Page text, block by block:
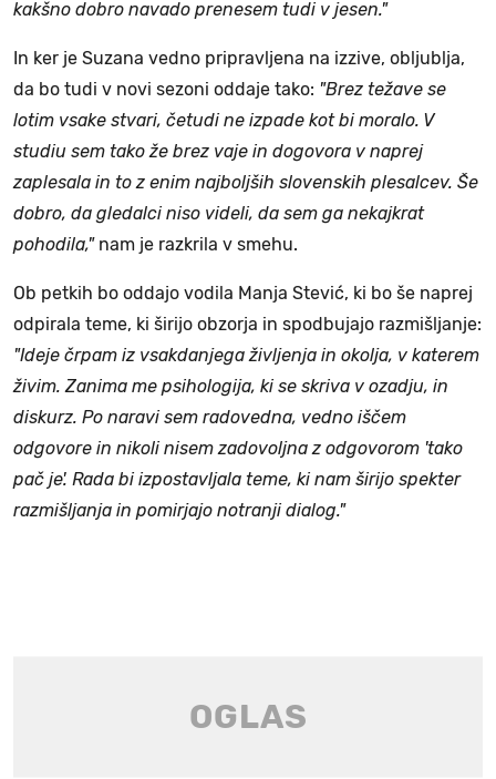
kakšno dobro navado prenesem tudi v jesen."
In ker je Suzana vedno pripravljena na izzive, obljublja,
da bo tudi v novi sezoni oddaje tako: "Brez težave se
lotim vsake stvari, četudi ne izpade kot bi moralo. V
studiu sem tako že brez vaje in dogovora v naprej
zaplesala in to z enim najboljših slovenskih plesalcev. Še
dobro, da gledalci niso videli, da sem ga nekajkrat
pohodila,"nam je razkrila v smehu.
Ob petkih bo oddajo vodila Manja Stević, ki bo še naprej
odpirala teme, ki širijo obzorja in spodbujajo razmišljanje:
"Ideje črpam iz vsakdanjega življenja in okolja, v katerem
živim. Zanima me psihologija, ki se skriva v ozadju, in
diskurz. Po naravi sem radovedna, vedno iščem
odgovore in nikoli nisem zadovoljna z odgovorom 'tako
pač je'. Rada bi izpostavljala teme, ki nam širijo spekter
razmišljanja in pomirjajo notranji dialog."